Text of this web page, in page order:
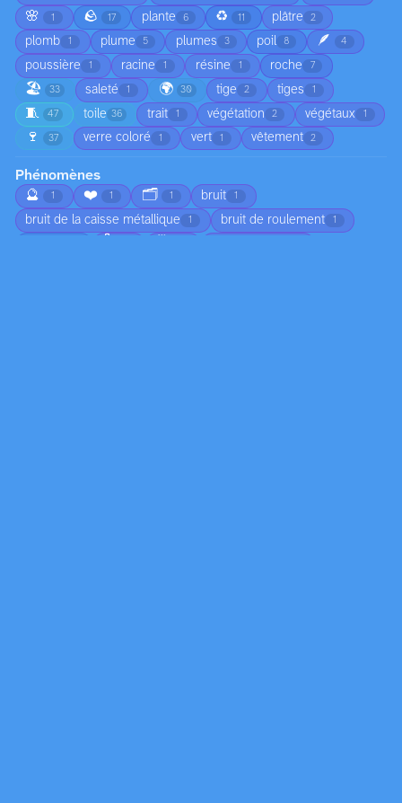
🌸 1 🪨 17 plante 6 ♻️ 11 plâtre 2
plomb 1 plume 5 plumes 3 poil 8 🪶 4
poussière 1 racine 1 résine 1 roche 7
🏖️ 33 saleté 1 🌍 30 tige 2 tiges 1
🧵 47 toile 36 trait 1 végétation 2 végétaux 1
🍷 37 verre coloré 1 vert 1 vêtement 2
Phénomènes
🔮
1 ❤️ 1 🗂️ 1 bruit 1
bruit de la caisse métallique 1 bruit de roulement 1